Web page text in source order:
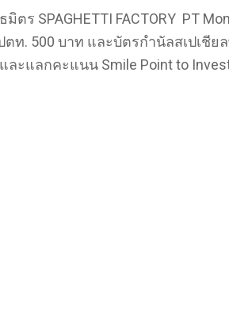
FACTORY PT
ท. 500 บาท และบัตรกำนัลสเปเ
ะแลกคะแนน Smile Point to